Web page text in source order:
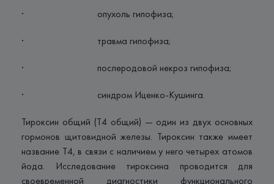
· опухоль гипофиза;
· травма гипофиза;
· послеродовой некроз гипофиза;
· синдром Иценко-Кушинга.
Тироксин общий (Т4 общий) — один из двух основных
гормонов щитовидной железы. Тироксин также имеет
название T4, в связи с наличием у него четырех атомов
йода. Исследование тироксина проводится для
своевременной диагностики функционального